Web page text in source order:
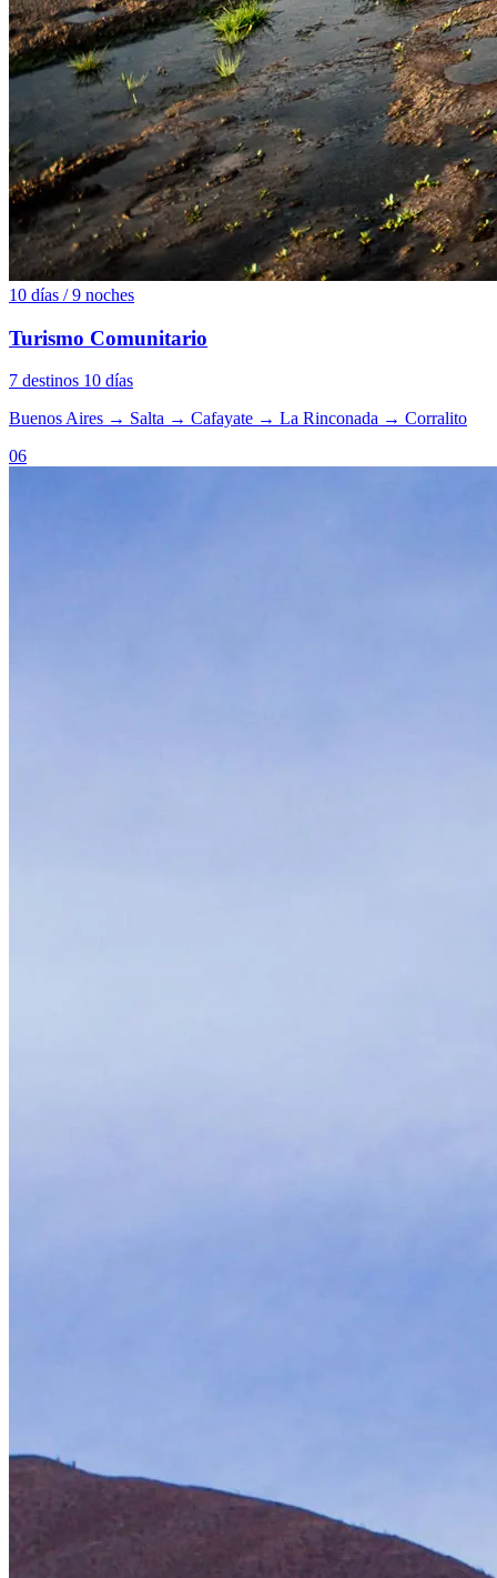
10 días / 9 noches
Turismo Comunitario
7 destinos 10 días
Buenos Aires → Salta → Cafayate → La Rinconada → Corralito
06